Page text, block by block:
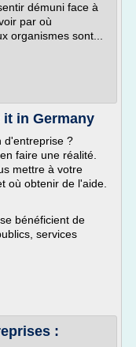
démuni face à
par où
organismes sont...
it in Germany
d'entreprise ?
faire une réalité.
mettre à votre
où obtenir de l'aide.
bénéficient de
services
: